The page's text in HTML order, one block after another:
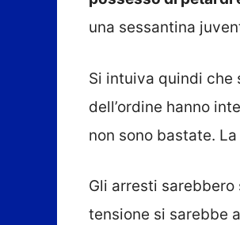
una sessantina
Si intuiva quindi che
dell’ordine hanno
non sono bastate.
Gli arresti
tensione si sarebbe